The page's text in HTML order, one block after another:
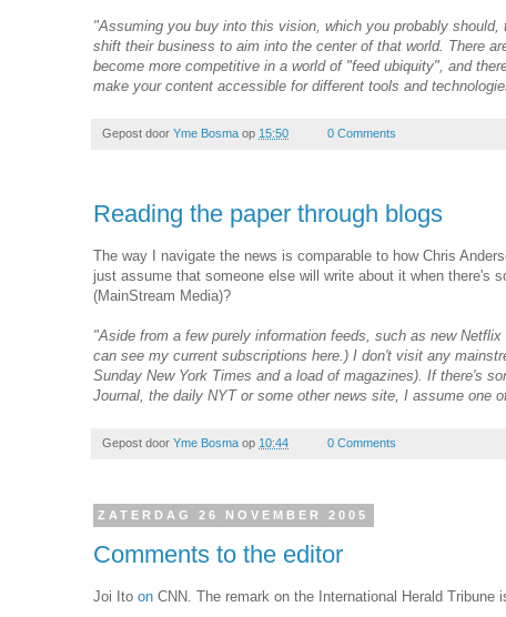
"Assuming you buy into this vision, which you probably
shift their business to aim into the center of that world. There
become more competitive in a world of "feed ubiquity", and
make your content accessible for different tools and
Gepost door Yme Bosma op 15:50 0 Comments
Reading the paper through blogs
The way I navigate the news is comparable to how Chris
just assume that someone else will write about it when there's
(MainStream Media)?
"Aside from a few purely information feeds, such as new
can see my current subscriptions here.) I don't visit any
Sunday New York Times and a load of magazines). If there's
Journal, the daily NYT or some other news site, I assume one
Gepost door Yme Bosma op 10:44 0 Comments
ZATERDAG 26 NOVEMBER 2005
Comments to the editor
Joi Ito on CNN. The remark on the International Herald Tribune